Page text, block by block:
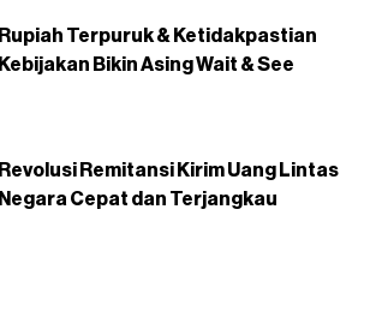
Rupiah Terpuruk & Ketidakpastian
Kebijakan Bikin Asing Wait & See
Revolusi Remitansi Kirim Uang Lintas
Negara Cepat dan Terjangkau